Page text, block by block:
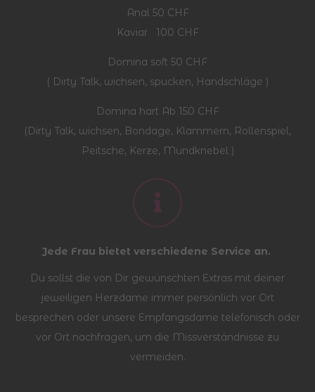
Anal 50 CHF
Kaviar 100 CHF
Domina soft 50 CHF
( Dirty Talk, wichsen, spucken, Handschläge )
Domina hart Ab 150 CHF
(Dirty Talk, wichsen, Bondage, Klammern, Rollenspiel,
Peitsche, Kerze, Mundknebel )
Jede Frau bietet verschiedene Service an.
Du sollst die von Dir gewünschten Extras mit deiner
jeweiligen Herzdame immer persönlich vor Ort
besprechen oder unsere Empfangsdame telefonisch oder
vor Ort nachfragen, um die Missverständnisse zu
vermeiden.